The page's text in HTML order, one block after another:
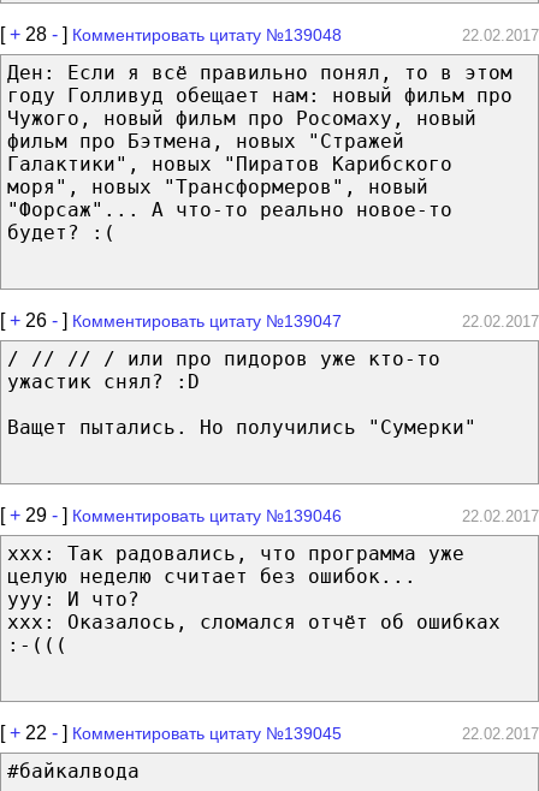
[+ 28 - ] Комментировать цитату №139048 22.02.2017
Ден: Если я всё правильно понял, то в этом
году Голливуд обещает нам: новый фильм про
Чужого, новый фильм про Росомаху, новый
фильм про Бэтмена, новых "Стражей
Галактики", новых "Пиратов Карибского
моря", новых "Трансформеров", новый
"Форсаж"... А что-то реально новое-то
будет? :(
[+ 26 - ] Комментировать цитату №139047 22.02.2017
/ // // / или про пидоров уже кто-то
ужастик снял? :D
Ващет пытались. Но получились "Сумерки"
[+ 29 - ] Комментировать цитату №139046 22.02.2017
xxx: Так радовались, что программа уже
целую неделю считает без ошибок...
yyy: И что?
xxx: Оказалось, сломался отчёт об ошибках
:-(((
[+ 22 - ] Комментировать цитату №139045 22.02.2017
#байкалвода